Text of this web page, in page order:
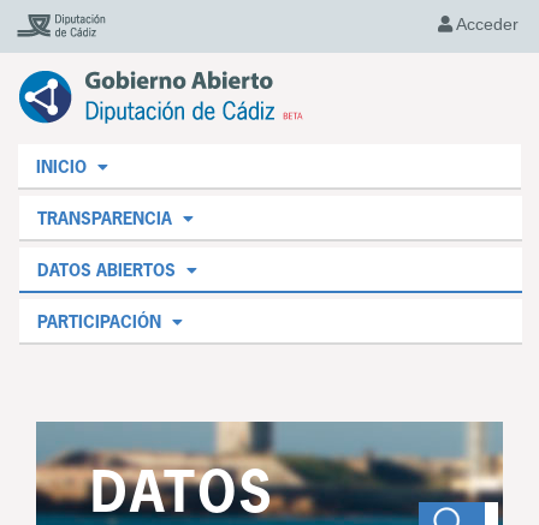
Acceder
INICIO
TRANSPARENCIA
DATOS ABIERTOS
PARTICIPACIÓN
DATOS